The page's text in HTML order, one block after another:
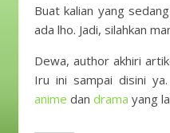
Buat kalian yang
ada lho. Jadi, silahkan
Dewa, author akhiri
Iru ini sampai disini
anime dan drama yang